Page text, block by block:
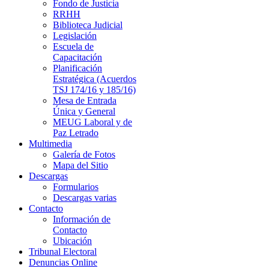
Fondo de Justicia
RRHH
Biblioteca Judicial
Legislación
Escuela de
Capacitación
Planificación
Estratégica (Acuerdos
TSJ 174/16 y 185/16)
Mesa de Entrada
Única y General
MEUG Laboral y de
Paz Letrado
Multimedia
Galería de Fotos
Mapa del Sitio
Descargas
Formularios
Descargas varias
Contacto
Información de
Contacto
Ubicación
Tribunal Electoral
Denuncias Online